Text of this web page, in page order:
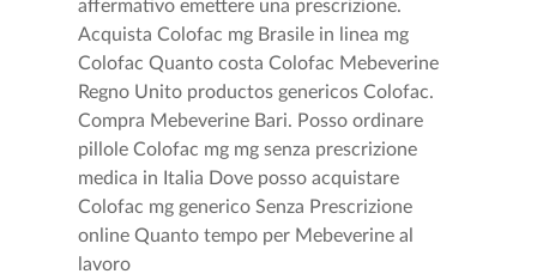
affermativo emettere una prescrizione.
Acquista Colofac mg Brasile in linea mg
Colofac Quanto costa Colofac Mebeverine
Regno Unito productos genericos Colofac.
Compra Mebeverine Bari. Posso ordinare
pillole Colofac mg mg senza prescrizione
medica in Italia Dove posso acquistare
Colofac mg generico Senza Prescrizione
online Quanto tempo per Mebeverine al
lavoro